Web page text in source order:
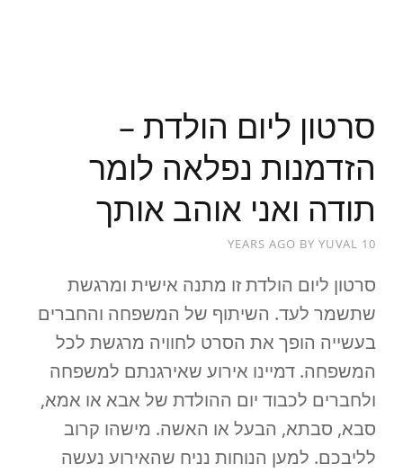
סרטון ליום הולדת –
הזדמנות נפלאה לומר
תודה ואני אוהב אותך
10 YEARS AGO
BY YUVAL
סרטון ליום הולדת זו מתנה אישית ומרגשת
שתשמר לעד. השיתוף של המשפחה והחברים
בעשייה הופך את הסרט לחוויה מרגשת לכל
המשפחה. דמיינו אירוע שאירגנתם למשפחה
ולחברים לכבוד יום ההולדת של אבא או אמא,
סבא, סבתא, הבעל או האשה. מישהו קרוב
לליבכם. למען הנוחות נניח שהאירוע נעשה